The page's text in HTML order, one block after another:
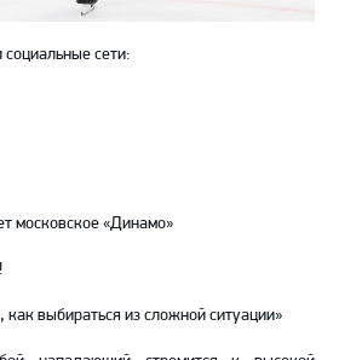
сети:
московское «Динамо»
выбираться из сложной ситуации»